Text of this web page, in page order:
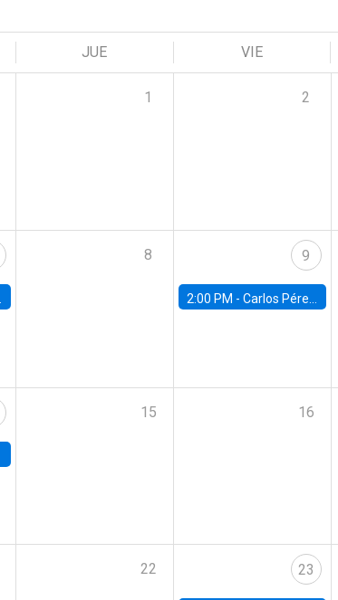
JUE VIE
1 2
8 9
2:00 PM - Carlos Pérez, Universidad Finis Terrae
15 16
22 23